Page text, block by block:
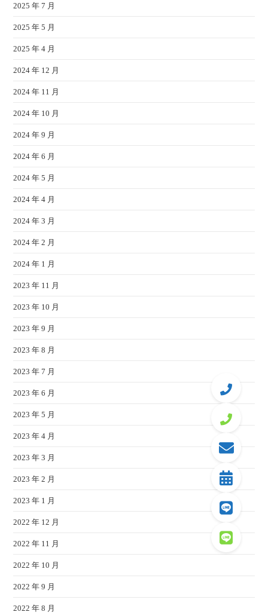
2025 年 7 月
2025 年 5 月
2025 年 4 月
2024 年 12 月
2024 年 11 月
2024 年 10 月
2024 年 9 月
2024 年 6 月
2024 年 5 月
2024 年 4 月
2024 年 3 月
2024 年 2 月
2024 年 1 月
2023 年 11 月
2023 年 10 月
2023 年 9 月
2023 年 8 月
2023 年 7 月
2023 年 6 月
2023 年 5 月
2023 年 4 月
2023 年 3 月
2023 年 2 月
2023 年 1 月
2022 年 12 月
2022 年 11 月
2022 年 10 月
2022 年 9 月
2022 年 8 月